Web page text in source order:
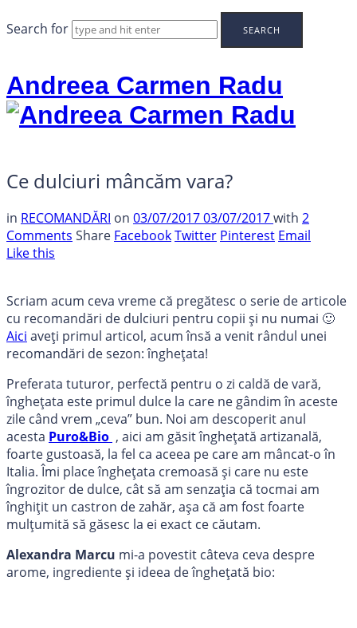
Search for
Andreea Carmen Radu
Ce dulciuri mâncăm vara?
in RECOMANDĂRI on 03/07/201703/07/2017with 2
Comments Share FacebookTwitter Pinterest Email
Like this
Scriam acum ceva vreme că pregătesc o serie de articole
cu recomandări de dulciuri pentru copii și nu numai 🙂
Aici aveți primul articol, acum însă a venit rândul unei
recomandări de sezon: înghețata!
Preferata tuturor, perfectă pentru o zi caldă de vară,
înghețata este primul dulce la care ne gândim în aceste
zile când vrem „ceva” bun. Noi am descoperit anul
acesta Puro&Bio , aici am găsit înghețată artizanală,
foarte gustoasă, la fel ca aceea pe care am mâncat-o în
Italia. Îmi place înghețata cremoasă și care nu este
îngrozitor de dulce, cât să am senzația că tocmai am
înghițit un castron de zahăr, așa că am fost foarte
mulțumită să găsesc la ei exact ce căutam.
Alexandra Marcu mi-a povestit câteva ceva despre
arome, ingrediente și ideea de înghețată bio: